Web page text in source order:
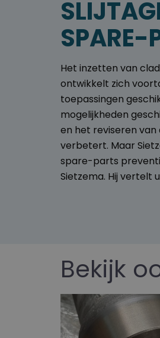
SPARE-
Het inzetten van
ontwikkelt zich
toepassingen
mogelijkheden
en het reviseren
verbetert. Maar
spare-parts
Sietzema. Hij vertelt
Bekijk